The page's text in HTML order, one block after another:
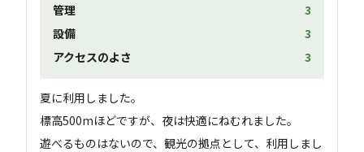
管理
3
設備
3
アクセスのよさ
3
夏に利用しました。
標高500mほどですが、夜は快適にねむれました。
遊べるものはないので、観光の拠点として、利用しまし